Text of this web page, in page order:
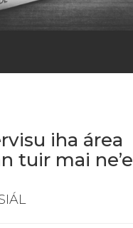
iha área
tuir mai ne’e